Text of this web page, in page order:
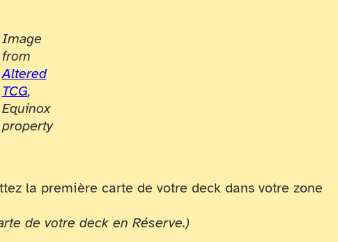
Image
from
Altered
TCG,
Equinox
property
la première carte de votre deck dans votre zone
de votre deck en Réserve.)